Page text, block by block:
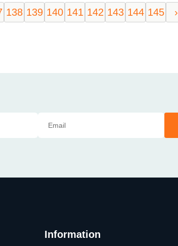
138 139 140 141 142 143 144 145
›
Information